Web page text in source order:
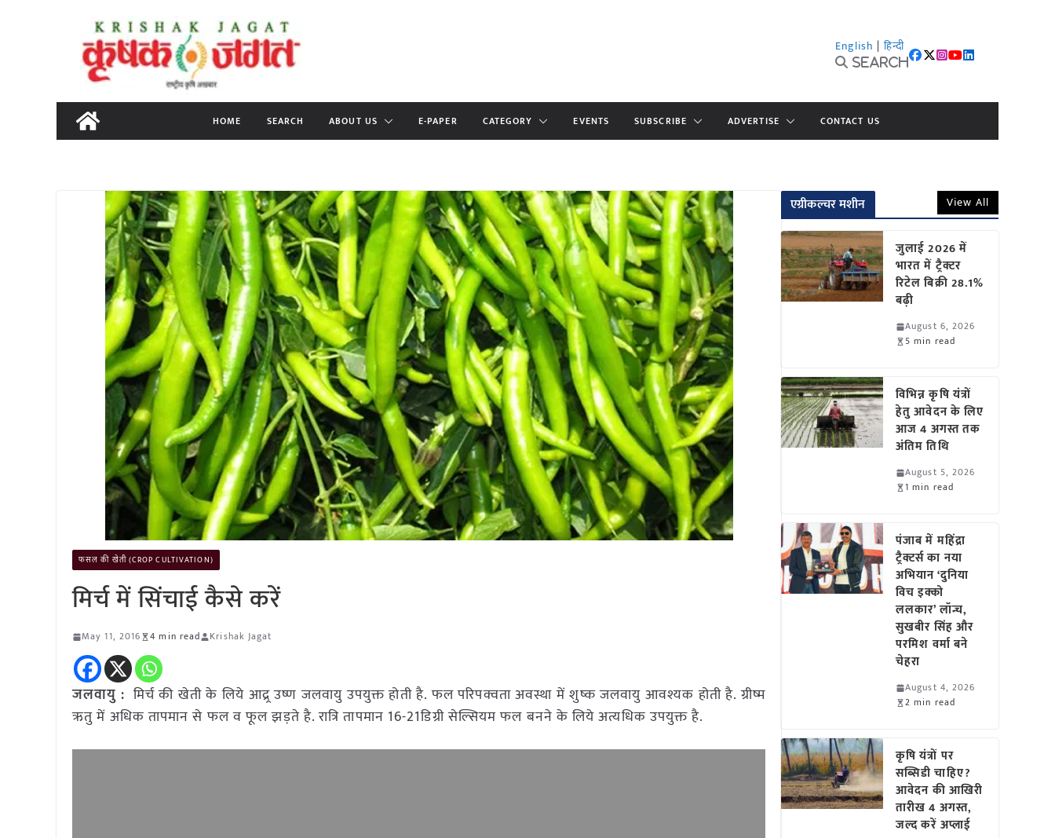
content
English | हिन्दी
Search
HOME SEARCH ABOUT US E-PAPER CATEGORY EVENTS SUBSCRIBE ADVERTISE CONTACT US
फसल की खेती (CROP CULTIVATION)
मिर्च में सिंचाई कैसे करें
May 11, 2016 4 min read Krishak Jagat
जलवायु :मिर्च की खेती के लिये आद्र्र उष्ण जलवायु उपयुक्त होती है. फल परिपक्वता अवस्था में शुष्क जलवायु आवश्यक होती है. ग्रीष्म
ऋतु में अधिक तापमान से फल व फूल झड़ते है. रात्रि तापमान 16-21डिग्री सेल्सियम फल बनने के लिये अत्यधिक उपयुक्त है.
एग्रीकल्चर मशीन View All
जुलाई 2026 में
भारत में ट्रैक्टर
रिटेल बिक्री 28.1%
बढ़ी
August 6, 2026
5 min read
विभिन्न कृषि यंत्रों
हेतु आवेदन के लिए
आज 4 अगस्त तक
अंतिम तिथि
August 5, 2026
1 min read
पंजाब में महिंद्रा
ट्रैक्टर्स का नया
अभियान ‘दुनिया
विच इक्को
ललकार’ लॉन्च,
सुखबीर सिंह और
परमिश वर्मा बने
चेहरा
August 4, 2026
2 min read
कृषि यंत्रों पर
सब्सिडी चाहिए?
आवेदन की आखिरी
तारीख 4 अगस्त,
जल्द करें अप्लाई